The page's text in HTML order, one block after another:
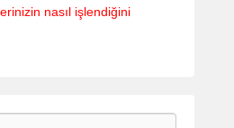
nasıl işlendiğini